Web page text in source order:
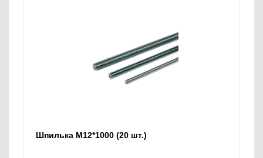
Шпилька M12*1000 (20 шт.)